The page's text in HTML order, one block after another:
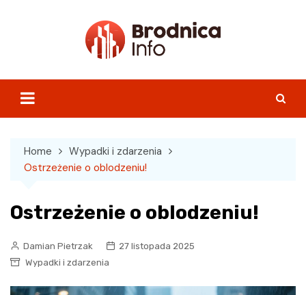
Home
Wypadki i zdarzenia
Ostrzeżenie o oblodzeniu!
Ostrzeżenie o oblodzeniu!
Damian Pietrzak
27 listopada 2025
Wypadki i zdarzenia